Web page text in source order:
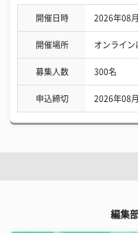
開催日時 2026年08
開催場所 オンライン
募集人数 300名
申込締切 2026年08
編集